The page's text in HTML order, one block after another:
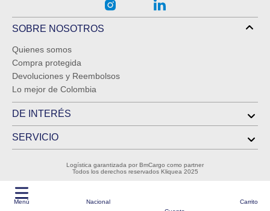
Menú
Nacional
Carrito
SOBRE NOSOTROS
Quienes somos
Compra protegida
Devoluciones y Reembolsos
Lo mejor de Colombia
DE INTERÉS
SERVICIO
Logística garantizada por BmCargo como partner
Todos los derechos reservados Kliquea 2025